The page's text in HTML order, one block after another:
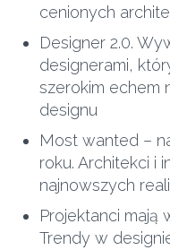
cenionych
Designer 2.0.
designerami,
szerokim echem
designu
Most wanted –
roku. Architekci i
najnowszych
Projektanci mają
Trendy w